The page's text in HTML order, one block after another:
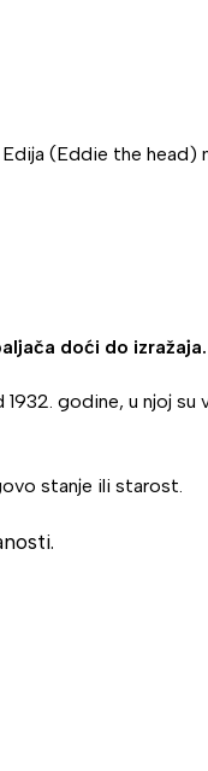
(Eddie the head)
doći do izražaja.
godine, u njoj su
stanje ili starost.